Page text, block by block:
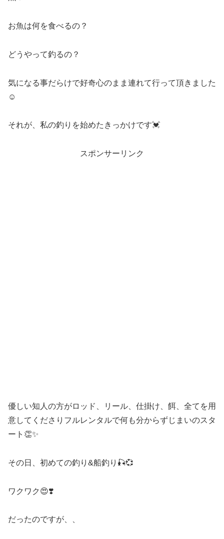
お魚は何を食べるの？
どうやって釣るの？
気になる事だらけで好奇心のまま連れて行って頂きました
☺️
それが、私の釣りを始めたきっかけです💓
スポンサーリンク
優しい知人の方がロッド、リール、仕掛け、餌、全てを用
意してくださりフルレンタルで何も分からずじまいのスタ
ート👏✨
その日、初めての釣り&船釣り🎣💞
ワクワク😍❣️
だったのですが、、